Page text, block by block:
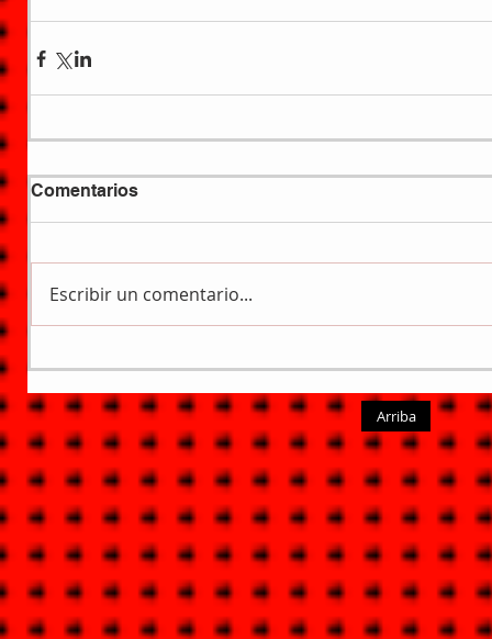
Comentarios
Escribir un comentario...
Arriba